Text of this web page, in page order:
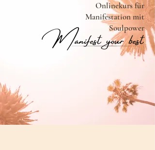
Onlinekurs für
Manifestation mit
Soulpower